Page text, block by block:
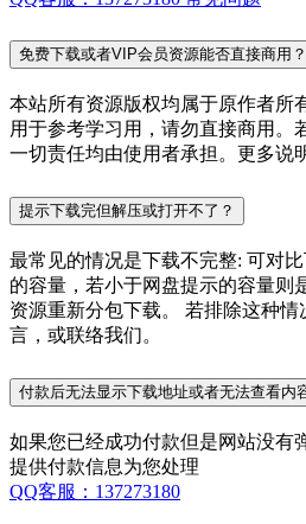
免费下载或者VIP会员资源能否直接商用？
本站所有资源版权均属于原作者所
用于参考学习用，请勿直接商用。
一切责任均由使用者承担。更多说
提示下载完但解压或打开不了？
最常见的情况是下载不完整: 可对
的容量，若小于网盘提示的容量则
资源重新分包下载。 若排除这种
言，或联络我们。
付款后无法显示下载地址或者无法查看内
如果您已经成功付款但是网站没有
提供付款信息为您处理
QQ客服：137273180